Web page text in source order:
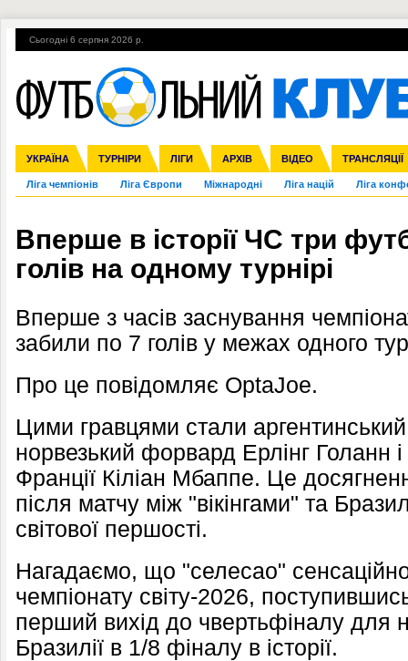
Сьогодні 6 серпня 2026 р.
УКРАЇНА ТУРНІРИ ЛІГИ АРХІВ ВІДЕО ТРАНСЛЯЦІЇ
Збірна Прем'єр-ліга Перша ліга Друга ліга Кубок України
Ліга чемпіонів Ліга Європи Міжнародні Ліга націй Ліга
Англія Іспанія Італія Німеччина Франція Інші
ЧС-2014 ЄВРО-2016 Росія Кубок конфедерацій ЧЄ-2015 (U-
Гарячі теми УПЛ, 1-й тур ВІЙНА УПЛ-ПЕРЕХОДИ
Вперше в історії ЧС три
голів на одному турнірі
Вперше з часів заснування
забили по 7 голів у межах одного
Про це повідомляє OptaJoe.
Цими гравцями стали
норвезький форвард Ерлінг Голанн
Франції Кіліан Мбаппе. Це
після матчу між "вікінгами" та
світової першості.
Нагадаємо, що "селесао" сенсаційно
чемпіонату світу-2026,
перший вихід до чвертьфіналу для
Бразилії в 1/8 фіналу в історії.